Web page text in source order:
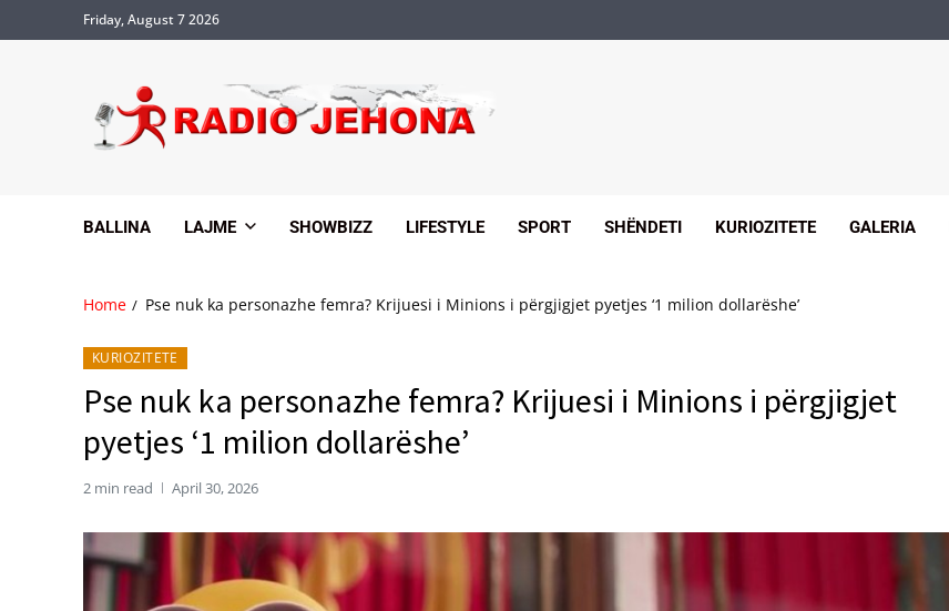
Friday, August 7 2026
BALLINA LAJME SHOWBIZZ LIFESTYLE SPORT SHËNDETI KURIOZITETE GALERIA
Home Pse nuk ka personazhe femra? Krijuesi i Minions i përgjigjet pyetjes ‘1 milion dollarëshe’
KURIOZITETE
Pse nuk ka personazhe femra? Krijuesi i Minions i përgjigjet
pyetjes ‘1 milion dollarëshe’
2 min read April 30, 2026